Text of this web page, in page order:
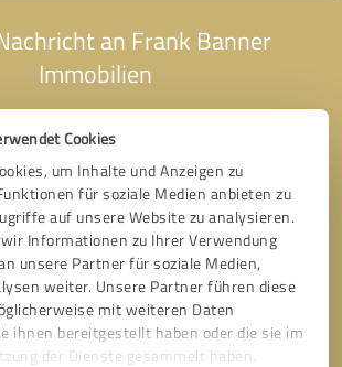
Cookies
um Inhalte und Anzeigen zu
für soziale Medien anbieten zu
auf unsere Website zu analysieren.
Informationen zu Ihrer Verwendung
unsere Partner für soziale Medien,
weiter. Unsere Partner führen diese
mit weiteren Daten
ihnen bereitgestellt haben oder die sie im
der Dienste gesammelt haben.
an Frank Banner
Immobilien